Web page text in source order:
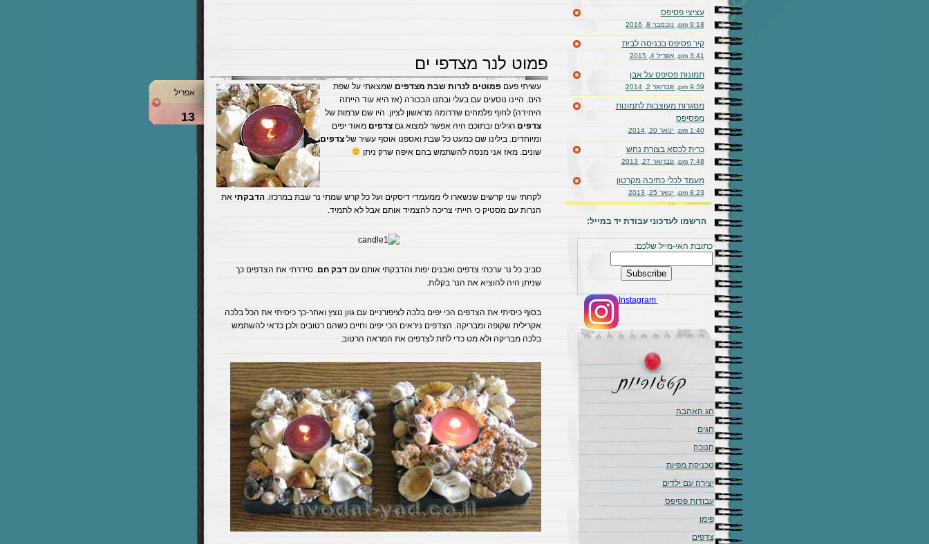
פמוט לנר מצדפי ים
עשיתי פעם פמוטים לנרות שבת מצדפים שמצאתי על שפת
הים. היינו נוסעים עם בעלי ובתנו הבכורה (אז היא עוד הייתה
היחידה) לחוף פלמחים שדרומה מראשון לציון. היו שם ערמות של
צדפים רגילים ובתוכם היה אפשר למצוא גם צדפים מאוד יפים
ומיוחדים. בילינו שם כמעט כל שבת ואספנו אוסף עשיר של צדפים
שונים. מאז אני מנסה להשתמש בהם איפה שרק ניתן
לקחתי שני קרשים שנשארו לי ממעמדי דיסקים ועל כל קרש שמתי נר שבת במרכזו. הדבקתי את
הנרות עם מסטיק כי הייתי צריכה להצמיד אותם אבל לא לתמיד.
סביב כל נר ערכתי צדפים ואבנים יפות והדבקתי אותם עם דבק חם. סידרתי את הצדפים כך
שניתן היה להוציא את הנר בקלות.
בסוף כיסיתי את הצדפים הכי יפים בלכה לציפורניים עם גוון נוצץ ואחר-כך כיסיתי את הכל בלכה
אקרילית שקופה ומבריקה. הצדפים ניראים הכי יפים וחיים כשהם רטובים ולכן כדאי להשתמש
בלכה מבריקה ולא מט כדי לתת לצדפים את המראה הרטוב.
אפריל
13
עציצי פסיפס
9:18 pm, נובמבר 8, 2016
קיר פסיפס בכניסה לבית
3:41 pm, אפריל 4, 2015
תמונות פסיפס על אבן
9:39 pm, פברואר 2, 2014
מסגרות מעוצבות לתמונות
מפסיפס
1:40 pm, ינואר 20, 2014
כרית לכסא בצורת נחש
7:48 pm, פברואר 27, 2013
מעמד לכלי כתיבה מקרטון
8:23 pm, ינואר 25, 2013
הרשמו לעדכוני עבודת יד במייל:
כתובת האי-מייל שלכם:
חג האהבה
חגים
חנוכה
טכניקת מפיות
יצירה עם ילדים
עבודות פסיפס
פימו
צדפים